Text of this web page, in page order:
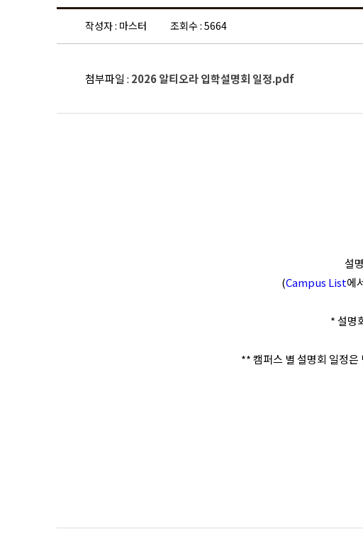
작성자 : 마스터 조회수 : 5664
첨부파일 : 2026 알티오라 입학설명회 일정.pdf
설
(Campus List에
* 설명
** 캠퍼스 별 설명회 일정